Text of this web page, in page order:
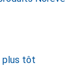
plus tôt